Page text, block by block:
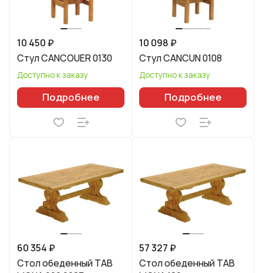
10 450 ₽
Стул CANCOUER 0130
Доступно к заказу
Подробнее
10 098 ₽
Стул CANCUN 0108
Доступно к заказу
Подробнее
60 354 ₽
Стол обеденный TAB
57 327 ₽
Стол обеденный TAB